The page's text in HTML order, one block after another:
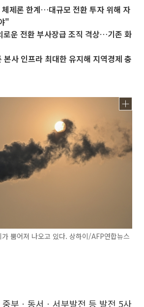
제론 한계…대규모 전환 투자 위해 자
"
로운 전환 부사장급 조직 격상…기존 화
본사 인프라 최대한 유지해 지역경제 충
뿜어져 나오고 있다. 상하이/AFP연합뉴스
부ㆍ동서ㆍ서부발전 등 발전 5사